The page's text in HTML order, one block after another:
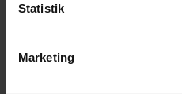
Statistik
Marketing